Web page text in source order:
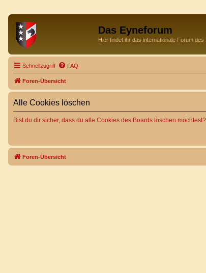
Das Eyneforum
Hier findet ihr das internationale Forum des
Schnellzugriff FAQ
Foren-Übersicht
Alle Cookies löschen
Bist du dir sicher, dass du alle Cookies des Boards löschen möchtest?
Foren-Übersicht